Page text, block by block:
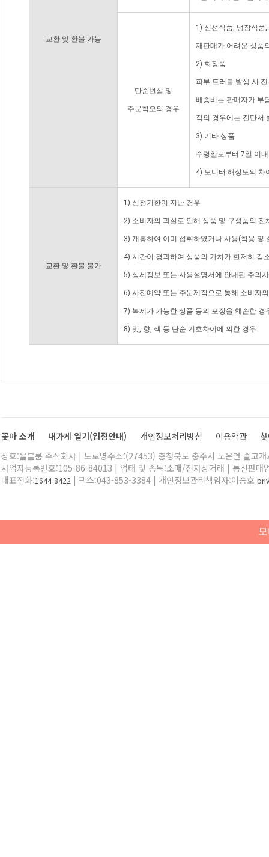
교환 및 환불 가능
단순변심 및
주문착오의 경우
1) 신선식품, 냉장식품
재판매가 어려운 상품
2) 화장품
피부 트러블 발생 시
배송비는 판매자가 부
적의 경우에는 진단서
3) 기타 상품
수령일로부터 7일 이
4) 모니터 해상도의 차
교환 및 환불 불가
1) 신청기한이 지난 경우
2) 소비자의 과실로 인해 상품 및 구성품의
3) 개봉하여 이미 섭취하였거나 사용(착용 및
4) 시간이 경과하여 상품의 가치가 현저히 감
5) 상세정보 또는 사용설명서에 안내된 주의
6) 사전예약 또는 주문제작으로 통해 소비자
7) 복제가 가능한 상품 등의 포장을 훼손한 경
8) 맛, 향, 색 등 단순 기호차이에 의한 경우
꽃마 소개 내가게 열기(입점안내) 개인정보처리방침 이용약관
상호:올블룸 주식회사 | 도로명주소:(27453) 충청북도 충주시 노은면 솔고
사업자등록번호:105-86-84013 | 업태 및 종목:소매/전자상거래 | 통신판매
대표전화:1644-8422 | 팩스:043-853-3384 | 개인정보관리책임자:이승호